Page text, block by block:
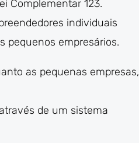
Complementar 123.
individuais
pequenos empresários.
as pequenas empresas,
de um sistema